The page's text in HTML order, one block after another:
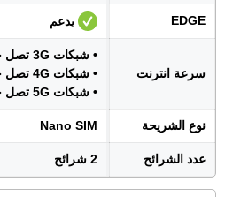
EDGE يدعم
سرعة انترنت
• شبكات 3G تصل حتى 42 ميجابت
• شبكات 4G تصل حتى 800 ميجابت
• شبكات 5G تصل حتى 2.5 جيجابت
نوع الشريحة Nano SIM
عدد الشرائح 2 شرائح